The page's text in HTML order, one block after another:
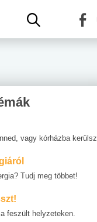
vagy kórházba kerülsz
Tudj meg többet!
feszült helyzeteken.